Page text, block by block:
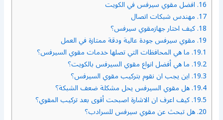
16. افضل مقوي سيرفس في الكويت
17. مهندس شبكات اتصال
18. كيف اختار جهازمقوي سيرفس؟
19. مقوي سيرفس جودة عالية ودقة ممتازة في العمل
19.1. ما هي المحافظات التي تصلها خدمات مقوي السيرفس؟
19.2. ما هي أفضل انواع مقوي السيرفس بالكويت؟
19.3. اين يجب ان نقوم بتركيب مقوي السيرفس؟
19.4. هل مقوي السيرفس يحل مشكلة ضعف الشبكة؟
19.5. كيف اعرف ان الاشارة اصبحت أقوى بعد تركيب المقوي؟
20. هل تبحث عن مقوي سيرفس للسرادب؟